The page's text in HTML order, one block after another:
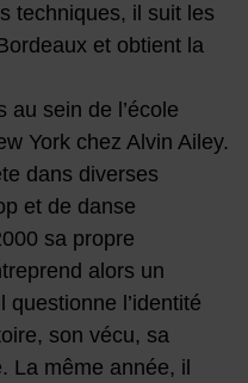
techniques, il suit les
et obtient la
au sein de l’école
York chez Alvin Ailey.
dans diverses
et de danse
sa propre
alors un
l’identité
son vécu, sa
La même année, il